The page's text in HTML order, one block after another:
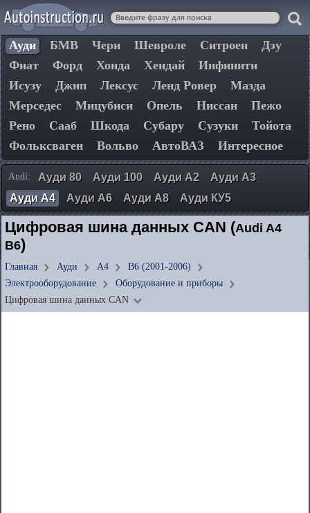
Ауди БМВ Чери Шевроле Ситроен
Дэу
Фиат
Форд Хонда Хендай
Инфинити
Исузу
Джип Лексус Ленд Ровер
Мазда
Мерседес
Мицубиси Опель Ниссан
Пежо
Рено
Сааб Шкода Субару Сузуки
Тойота
Фольксваген
Вольво АвтоВАЗ Интересное
Audi: Ауди 80 Ауди 100 Ауди А2
Ауди А3
Ауди А4
Ауди А6 Ауди А8 Ауди КУ5
Цифровая шина данных CAN (Audi A4
B6)
Главная Ауди А4
B6 (2001-2006)
Электрооборудование
Оборудование и приборы
Цифровая шина данных CAN